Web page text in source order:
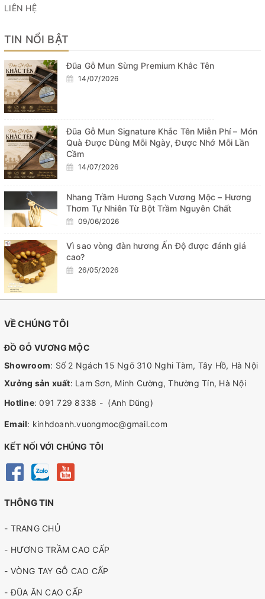
LIÊN HỆ
TIN NỔI BẬT
Đũa Gỗ Mun Sừng Premium Khắc Tên
14/07/2026
Đũa Gỗ Mun Signature Khắc Tên Miễn Phí – Món
Quà Được Dùng Mỗi Ngày, Được Nhớ Mỗi Lần
Cầm
14/07/2026
Nhang Trầm Hương Sạch Vương Mộc – Hương
Thơm Tự Nhiên Từ Bột Trầm Nguyên Chất
09/06/2026
Vì sao vòng đàn hương Ấn Độ được đánh giá
cao?
26/05/2026
VỀ CHÚNG TÔI
ĐỒ GỖ VƯƠNG MỘC
Showroom: Số 2 Ngách 15 Ngõ 310 Nghi Tàm, Tây Hồ, Hà Nội
Xưởng sản xuất: Lam Sơn, Minh Cường, Thường Tín, Hà Nội
Hotline:091 729 8338 - (Anh Dũng)
Email: kinhdoanh.vuongmoc@gmail.com
KẾT NỐI VỚI CHÚNG TÔI
THÔNG TIN
- TRANG CHỦ
- HƯƠNG TRẦM CAO CẤP
- VÒNG TAY GỖ CAO CẤP
- ĐŨA ĂN CAO CẤP